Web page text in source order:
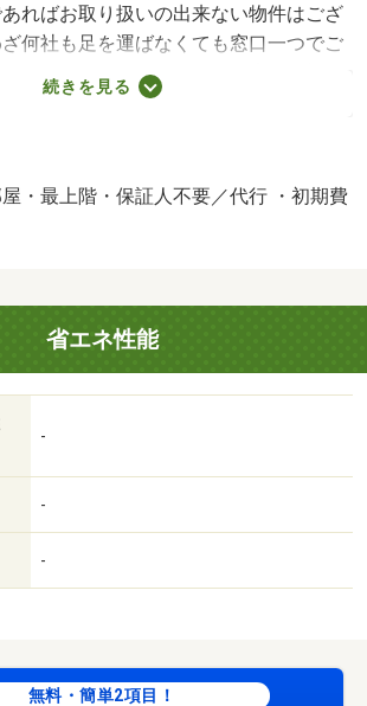
ればお取り扱いの出来ない物件はござ
何社も足を運ばなくても窓口一つでご
軽いスタッフが皆様のご来店、笑顔で
。・賃貸保証等：加入要（初回契約
イン内見サービス始めました」当社は
形で営業しておりますので他社様の掲
可能。ネットをご覧になられて気にな
続きを見る
・最上階・保証人不要／代行 ・初期費
省エネ性能
-
-
-
無料・簡単2項目！